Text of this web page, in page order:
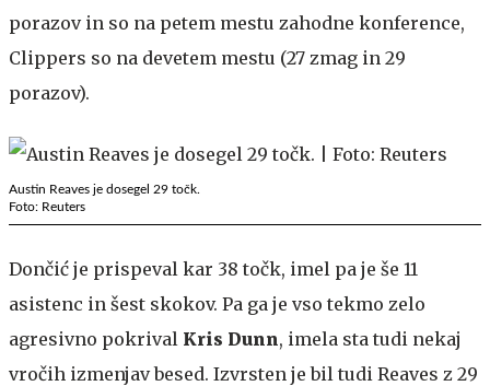
porazov in so na petem mestu zahodne konference,
Clippers so na devetem mestu (27 zmag in 29
porazov).
Austin Reaves je dosegel 29 točk.
Foto: Reuters
Dončić je prispeval kar 38 točk, imel pa je še 11
asistenc in šest skokov. Pa ga je vso tekmo zelo
agresivno pokrival Kris Dunn, imela sta tudi nekaj
vročih izmenjav besed. Izvrsten je bil tudi Reaves z 29